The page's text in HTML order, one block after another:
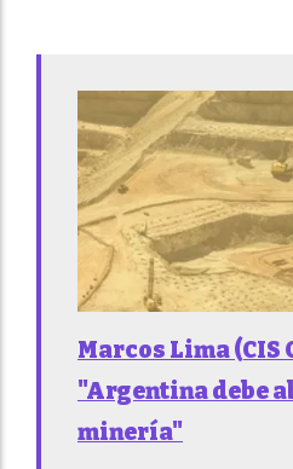
Marcos Lima (CIS
"Argentina debe
minería"